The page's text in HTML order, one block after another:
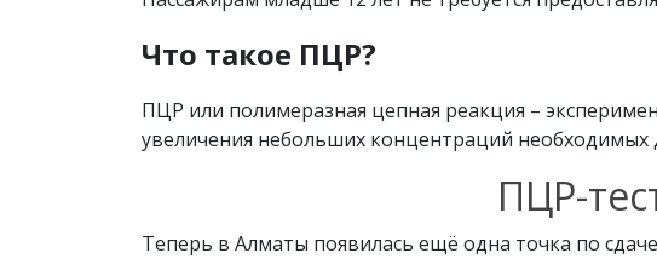
Что такое ПЦР?
ПЦР или полимеразная цепная реакция –
увеличения небольших концентраций
ПЦР-
Теперь в Алматы появилась ещё одна точка по